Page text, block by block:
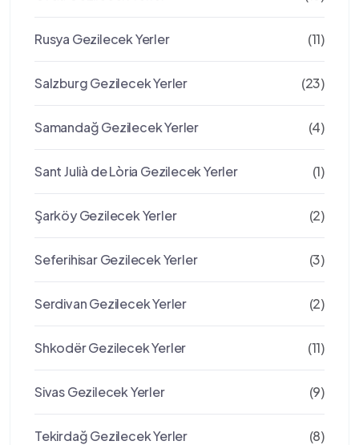
Rusya Gezilecek Yerler (11)
Salzburg Gezilecek Yerler (23)
Samandağ Gezilecek Yerler (4)
Sant Julià de Lòria Gezilecek Yerler (1)
Şarköy Gezilecek Yerler (2)
Seferihisar Gezilecek Yerler (3)
Serdivan Gezilecek Yerler (2)
Shkodër Gezilecek Yerler (11)
Sivas Gezilecek Yerler (9)
Tekirdağ Gezilecek Yerler (8)